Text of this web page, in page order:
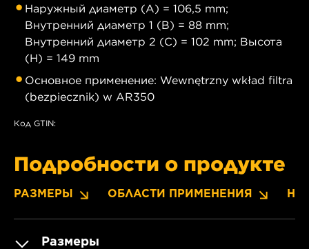
Наружный диаметр (A) = 106,5 mm;
Внутренний диаметр 1 (B) = 88 mm;
Внутренний диаметр 2 (C) = 102 mm; Высота
(H) = 149 mm
Основное применение: Wewnętrzny wkład filtra
(bezpiecznik) w AR350
Код GTIN:
Подробности о продукте
РАЗМЕРЫ ОБЛАСТИ ПРИМЕНЕНИЯ
Размеры